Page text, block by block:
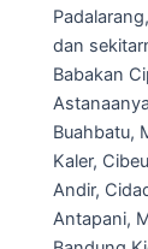
dan
Babakan
Buahbatu,
Kaler,
Andir,
Antapani,